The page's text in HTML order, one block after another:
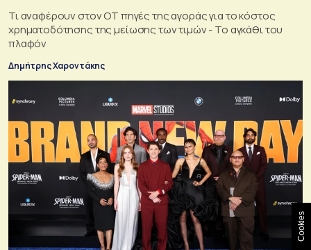
Τι αναφέρουν στον ΟΤ πηγές της αγοράς για το κόστος
χρηματοδότησης της μείωσης των τιμών - Το αγκάθι του
πλαφόν
Δημήτρης Χαροντάκης
Cookies